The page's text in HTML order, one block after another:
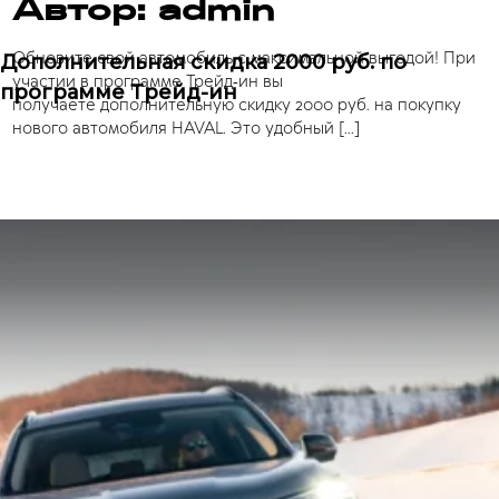
Автор: admin
Дополнительная скидка 2000 руб. по
программе Трейд-ин
Обновите свой автомобиль с максимальной выгодой! При
участии в программе Трейд‑ин вы
получаете дополнительную скидку 2000 руб. на покупку
нового автомобиля HAVAL. Это удобный […]